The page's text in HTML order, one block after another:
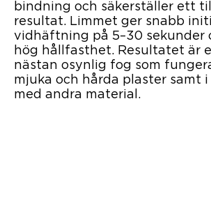
bindning och säkerställer ett
resultat. Limmet ger snabb
vidhäftning på 5–30 sekunder
hög hållfasthet. Resultatet är
nästan osynlig fog som
mjuka och hårda plaster samt
med andra material.